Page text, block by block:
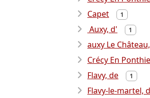
Capet 1
Auxy, d' 1
auxy Le
Crécy En
Flavy, de 1
Flavy-le-martel,